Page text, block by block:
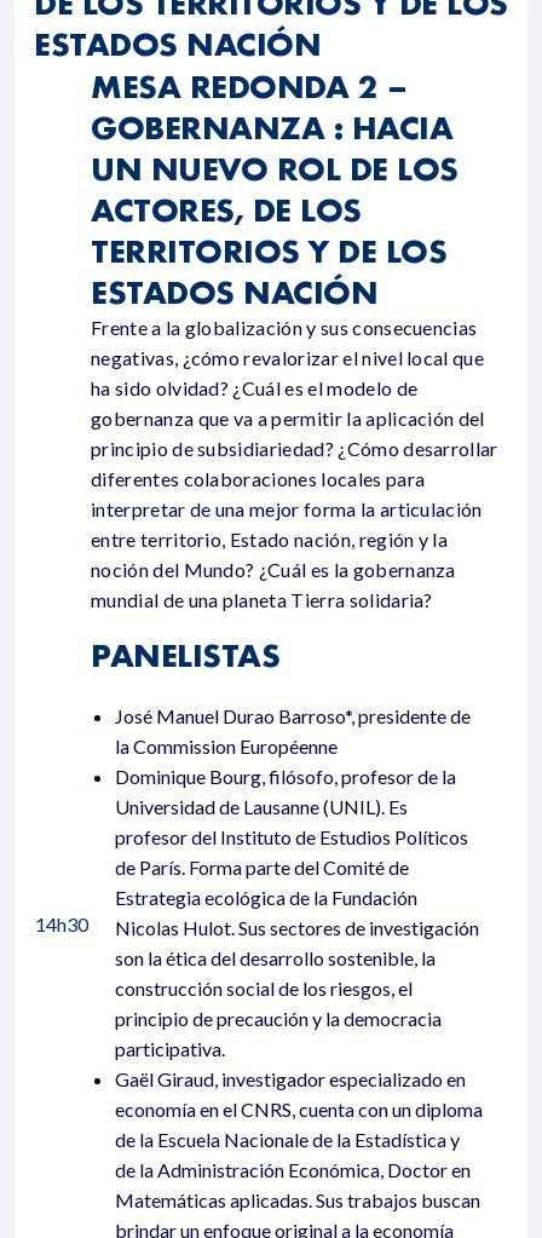
ESTADOS NACIÓN
14h30
MESA REDONDA 2 –
GOBERNANZA : HACIA
UN NUEVO ROL DE LOS
ACTORES, DE LOS
TERRITORIOS Y DE LOS
ESTADOS NACIÓN
Frente a la globalización y sus consecuencias
negativas, ¿cómo revalorizar el nivel local que
ha sido olvidad? ¿Cuál es el modelo de
gobernanza que va a permitir la aplicación del
principio de subsidiariedad? ¿Cómo desarrollar
diferentes colaboraciones locales para
interpretar de una mejor forma la articulación
entre territorio, Estado nación, región y la
noción del Mundo? ¿Cuál es la gobernanza
mundial de una planeta Tierra solidaria?
PANELISTAS
José Manuel Durao Barroso*, presidente de
la Commission Européenne
Dominique Bourg, filósofo, profesor de la
Universidad de Lausanne (UNIL). Es
profesor del Instituto de Estudios Políticos
de París. Forma parte del Comité de
Estrategia ecológica de la Fundación
Nicolas Hulot. Sus sectores de investigación
son la ética del desarrollo sostenible, la
construcción social de los riesgos, el
principio de precaución y la democracia
participativa.
Gaël Giraud, investigador especializado en
economía en el CNRS, cuenta con un diploma
de la Escuela Nacionale de la Estadística y
de la Administración Económica, Doctor en
Matemáticas aplicadas. Sus trabajos buscan
brindar un enfoque original a la economía